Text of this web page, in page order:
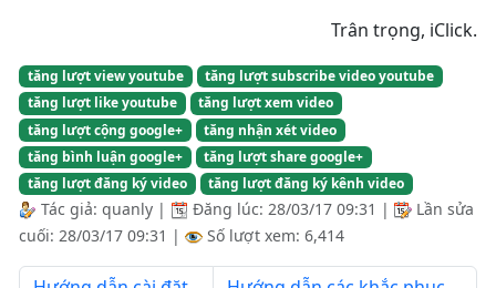
Trân trọng, iClick.
tăng lượt view youtube
tăng lượt subscribe video youtube
tăng lượt like youtube
tăng lượt xem video
tăng lượt cộng google+
tăng nhận xét video
tăng bình luận google+
tăng lượt share google+
tăng lượt đăng ký video
tăng lượt đăng ký kênh video
Tác giả: quanly | Đăng lúc: 28/03/17 09:31 |
Lần sửa
cuối: 28/03/17 09:31 | Số lượt xem: 6,414